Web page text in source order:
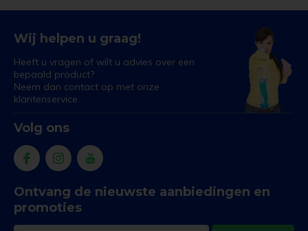
Wij helpen u graag!
Heeft u vragen of wilt u advies over een
bepaald product?
Neem dan contact op met onze
klantenservice.
Volg ons
Ontvang de nieuwste aanbiedingen en
promoties